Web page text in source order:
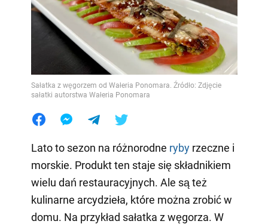
Sałatka z węgorzem od Wałeria Ponomara. Źródło: Zdjęcie
sałatki autorstwa Wałeria Ponomara
Lato to sezon na różnorodne rybyrzeczne i
morskie. Produkt ten staje się składnikiem
wielu dań restauracyjnych. Ale są też
kulinarne arcydzieła, które można zrobić w
domu. Na przykład sałatka z węgorza. W